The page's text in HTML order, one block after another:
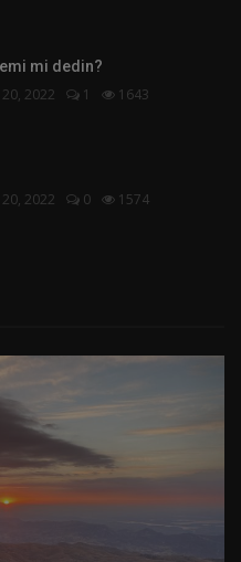
mi dedin?
20, 2022 1 1643
20, 2022 0 1574